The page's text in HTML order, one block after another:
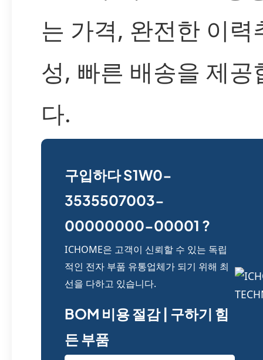
는 가격, 완전한 이력
성, 빠른 배송을 제공
다.
구입하다 S1W0-
3535507003-
00000000-00001 ?
ICHOME은 고객이 신뢰할 수 있는 독립
적인 전자 부품 유통업체가 되기 위해 최
선을 다하고 있습니다.
BOM 비용 절감 | 구하기 힘
든 부품